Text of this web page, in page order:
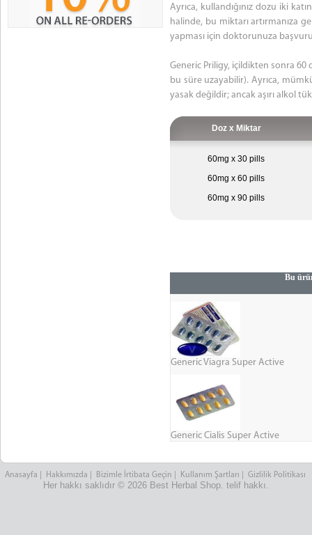
Ayrıca, kullandığınız dozu iki
halinde, bu miktarı artırmanıza
yapması için doktorunuza
Generic Priligy, içildikten sonra 60
bu süre uzayabilir). Ayrıca,
yasak değildir; ancak aşırı alkol
Doz x Miktar
60mg x 30 pills
60mg x 60 pills
60mg x 90 pills
Bu
Generic Viagra Super Active
Generic Cialis Super Active
Anasayfa Hakkımızda Bizimle İrtibata Geçin Kullanım Şartları Gizlilik Politikası
Her hakkı saklıdır © 2026 Best Herbal Shop. telif hakkı.